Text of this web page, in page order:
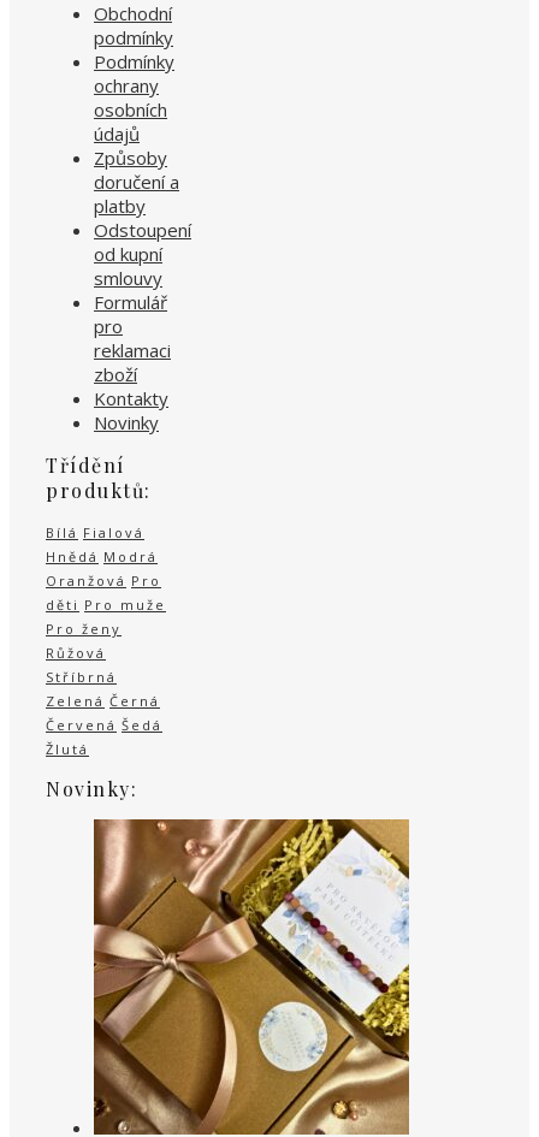
Obchodní
podmínky
Podmínky
ochrany
osobních
údajů
Způsoby
doručení a
platby
Odstoupení
od kupní
smlouvy
Formulář
pro
reklamaci
zboží
Kontakty
Novinky
Třídění
produktů:
Bílá Fialová
Hnědá Modrá
Oranžová Pro
děti Pro muže
Pro ženy
Růžová
Stříbrná
Zelená Černá
Červená Šedá
Žlutá
Novinky: